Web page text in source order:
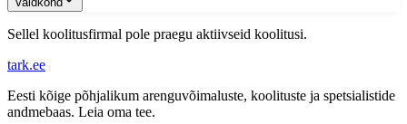
Sellel koolitusfirmal pole praegu aktiivseid koolitusi.
tark.ee
Eesti kõige põhjalikum arenguvõimaluste, koolituste ja spetsialistide
andmebaas. Leia oma tee.